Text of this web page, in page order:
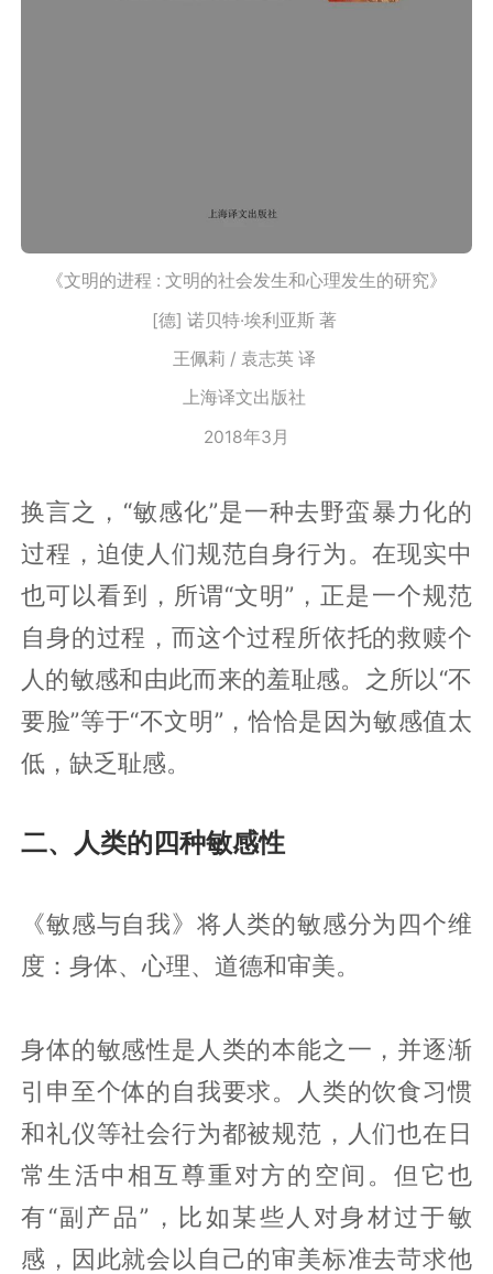
《文明的进程 : 文明的社会发生和心理发生的研究》
[德] 诺贝特·埃利亚斯 著
王佩莉 / 袁志英 译
上海译文出版社
2018年3月
换言之，“敏感化”是一种去野蛮暴力化的
过程，迫使人们规范自身行为。在现实中
也可以看到，所谓“文明”，正是一个规范
自身的过程，而这个过程所依托的救赎个
人的敏感和由此而来的羞耻感。之所以“不
要脸”等于“不文明”，恰恰是因为敏感值太
低，缺乏耻感。
二、人类的四种敏感性
《敏感与自我》将人类的敏感分为四个维
度：身体、心理、道德和审美。
身体的敏感性是人类的本能之一，并逐渐
引申至个体的自我要求。人类的饮食习惯
和礼仪等社会行为都被规范，人们也在日
常生活中相互尊重对方的空间。但它也
有“副产品”，比如某些人对身材过于敏
感，因此就会以自己的审美标准去苛求他